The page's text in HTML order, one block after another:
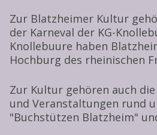
Zur Blatzheimer Kultur
der Karneval der KG-
Knollebuure haben
Hochburg des rheinischen
Zur Kultur gehören auch
und Veranstaltungen rund
"Buchstützen Blatzheim"